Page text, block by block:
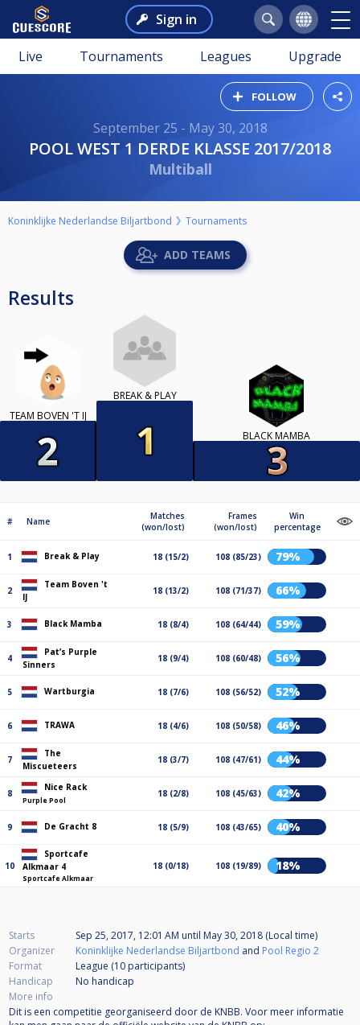
Sign in
Live Tournaments Leagues Upgrade
FOLLOW
September 25 - May 30, 2018
POOL WEST 1 DERDE KLASSE 2017/2018
Multiball
Koninklijke Nederlandse Biljartbond Tournaments
ADD TEAMS
Results
TEAM BOVEN 'T IJ
BREAK & PLAY
BLACK MAMBA
# Name
Matches
(won/lost)
Frames
(won/lost)
Win
percentage
1 Break & Play 18 (15/2) 108 (85/23) 79%
2
Team Boven 't
IJ
18 (13/2) 108 (71/37) 66%
3 Black Mamba 18 (8/4) 108 (64/44) 59%
4
Pat’s Purple
Sinners
18 (9/4) 108 (60/48) 56%
5 Wartburgia 18 (7/6) 108 (56/52) 52%
6 TRAWA 18 (4/6) 108 (50/58) 46%
7
The
Miscueteers
18 (3/7) 108 (47/61) 44%
8
Nice Rack
Purple Pool
18 (2/8) 108 (45/63) 42%
9 De Gracht 8 18 (5/9) 108 (43/65) 40%
10
Sportcafe
Alkmaar 4
Sportcafe Alkmaar
18 (0/18) 108 (19/89) 18%
Starts Sep 25, 2017, 12:01 AM until May 30, 2018 (Local time)
Organizer
Koninklijke Nederlandse Biljartbond and Pool Regio 2
Format
League (10 participants)
Handicap
No handicap
More info
Dit is een competitie georganiseerd door de KNBB. Voor meer informatie